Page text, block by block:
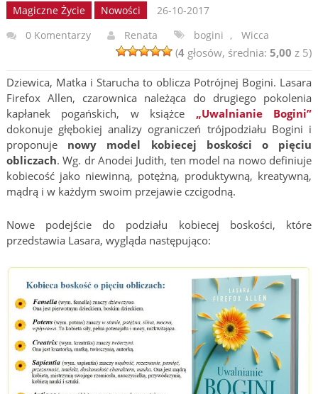
Magiczne Życie Nowości
26-10-2017
0 Komentarzy
Renata bogini , Wicca
(4 głosów, średnia:5,00 z 5)
Dziewica, Matka i Starucha to oblicza Potrójnej Bogini. Lasara
Firefox Allen, czarownica należąca do drugiego pokolenia
kapłanek pogańskich, w książce „Uwalnianie Bogini”
dokonuje głębokiej analizy ograniczeń trójpodziału Bogini i
proponuje nowy model kobiecej boskości o pięciu
obliczach. Wg. dr Anodei Judith, ten model na nowo definiuje
kobiecość jako niewinną, potężną, produktywną, kreatywną,
mądrą i w każdym swoim przejawie czcigodną.
Nowe podejście do podziału kobiecej boskości, które
przedstawia Lasara, wygląda następująco: